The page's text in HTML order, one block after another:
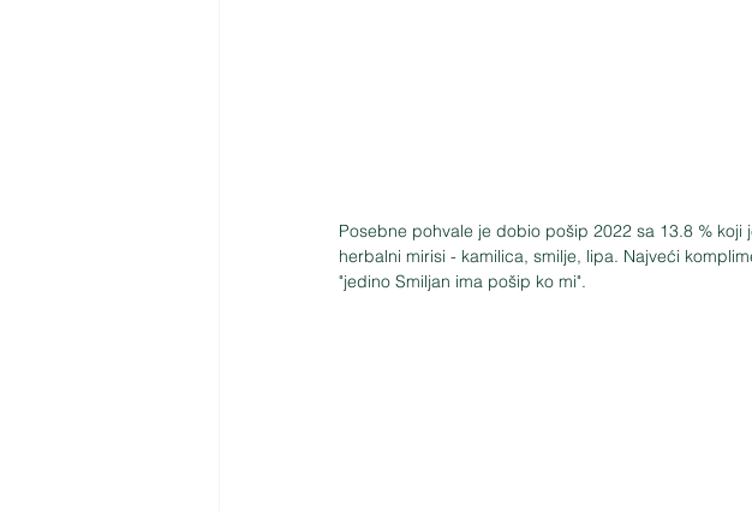
Posebne pohvale je dobio pošip 2022 sa 13.8 %
herbalni mirisi - kamilica, smilje, lipa. Najveći
"jedino Smiljan ima pošip ko mi".